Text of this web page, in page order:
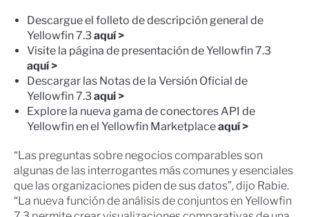
Descargue el folleto de descripción general de
Yellowfin 7.3aquí >
Visite la página de presentación de Yellowfin 7.3
aquí >
Descargar las Notas de la Versión Oficial de
Yellowfin 7.3aqui >
Explore la nueva gama de conectores API de
Yellowfin en el Yellowfin Marketplaceaquí >
“Las preguntas sobre negocios comparables son
algunas de las interrogantes más comunes y esenciales
que las organizaciones piden de sus datos”, dijo Rabie.
“La nueva función de análisis de conjuntos en Yellowfin